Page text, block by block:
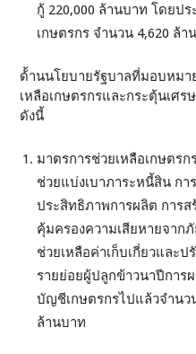
กู้ 220,000 ล้านบาท โดยป
เกษตรกร จำนวน 4,620 ล้า
ด้้านนโยบายรัฐบาลที่มอบหมา
เหลือเกษตรกรและกระตุ้นเศ
ดังนี้
มาตรการช่วยเหลือเกษตร
ช่วยแบ่งเบาภาระหนี้สิน กา
ประสิทธิภาพการผลิต การส
คุ้มครองความเสียหายจาก
ช่วยเหลือค่าเก็บเกี่ยวและ
รายย่อยผู้ปลูกข้าวนาปีการ
บัญชีเกษตรกรไปแล้วจำนว
ล้านบาท